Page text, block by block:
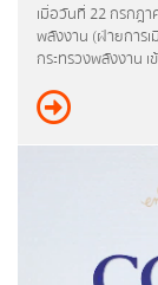
รายงานผล
ประจำปี
ประกาศรับสมัคร
สำนักงานป
กรมพัฒนา
กรมธุรกิจ
เมื่อวันที่ 22 กรกฎ
พลังงาน (ฝ่ายการ
กระทรวงพลังงาน
Castillo เอกอัครรา